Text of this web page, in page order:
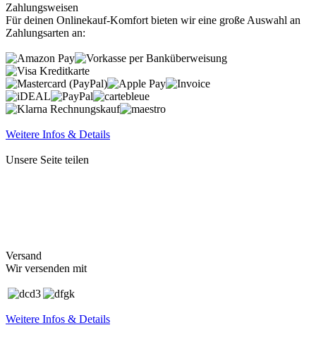
Zahlungsweisen
Für deinen Onlinekauf-Komfort bieten wir eine große Auswahl an
Zahlungsarten an:
Weitere Infos & Details
Unsere Seite teilen
Versand
Wir versenden mit
Weitere Infos & Details